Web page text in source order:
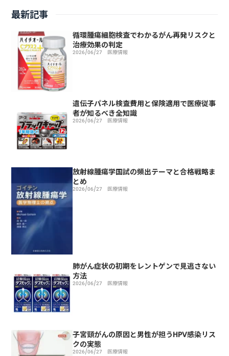
最新記事
循環腫瘍細胞検査でわかるがん再発リスクと
治療効果の判定
2026/06/27 医療情報
遺伝子パネル検査費用と保険適用で医療従事
者が知るべき全知識
2026/06/27 医療情報
放射線腫瘍学国試の頻出テーマと合格戦略ま
とめ
2026/06/27 医療情報
肺がん症状の初期をレントゲンで見逃さない
方法
2026/06/27 医療情報
子宮頸がんの原因と男性が担うHPV感染リス
クの実態
2026/06/27 医療情報